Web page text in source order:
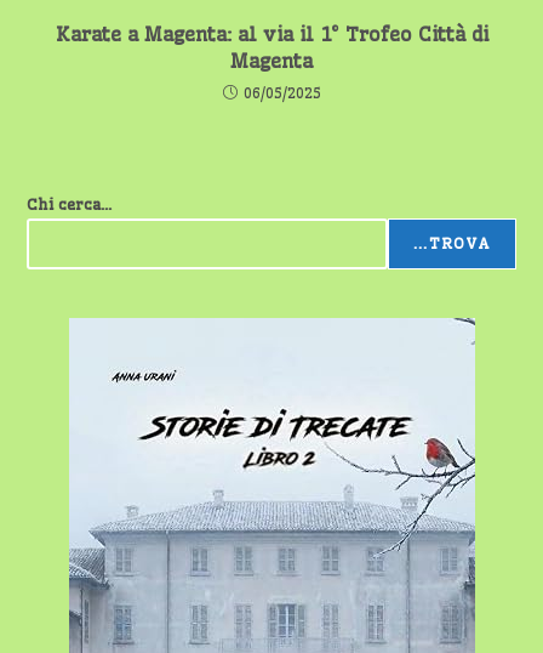
Karate a Magenta: al via il 1° Trofeo Città di
Magenta
06/05/2025
Chi cerca...
...TROVA